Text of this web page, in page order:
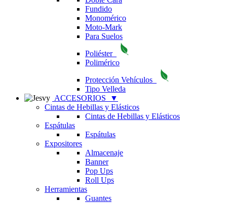
Fundido
Monomérico
Moto-Mark
Para Suelos
Poliéster
Polimérico
Protección Vehículos
Tipo Velleda
ACCESORIOS
▼
Cintas de Hebillas y Elásticos
Cintas de Hebillas y Elásticos
Espátulas
Espátulas
Expositores
Almacenaje
Banner
Pop Ups
Roll Ups
Herramientas
Guantes